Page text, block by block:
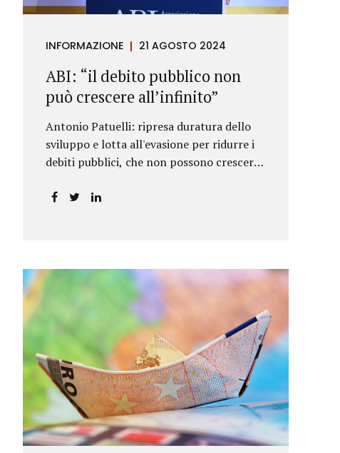
INFORMAZIONE 21 AGOSTO 2024
ABI: “il debito pubblico non
può crescere all’infinito”
Antonio Patuelli: ripresa duratura dello
sviluppo e lotta all'evasione per ridurre i
debiti pubblici, che non possono crescere